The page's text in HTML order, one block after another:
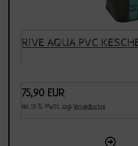
RIVE AQUA PVC
75,90 EUR
inkl. 19 % MwSt. zzgl. Versandkosten